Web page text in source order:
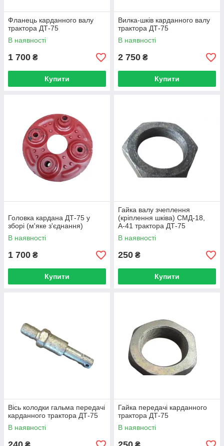
Фланець карданного валу
трактора ДТ-75
В наявності
1 700 ₴
Купити
Вилка-шків карданного валу
трактора ДТ-75
В наявності
2 750 ₴
Купити
Головка кардана ДТ-75 у
зборі (м'яке з'єднання)
В наявності
1 700 ₴
Купити
Гайка валу зчеплення
(кріплення шківа) СМД-18,
А-41 трактора ДТ-75
В наявності
250 ₴
Купити
Вісь колодки гальма передачі
карданного трактора ДТ-75
В наявності
Гайка передачі карданного
трактора ДТ-75
В наявності